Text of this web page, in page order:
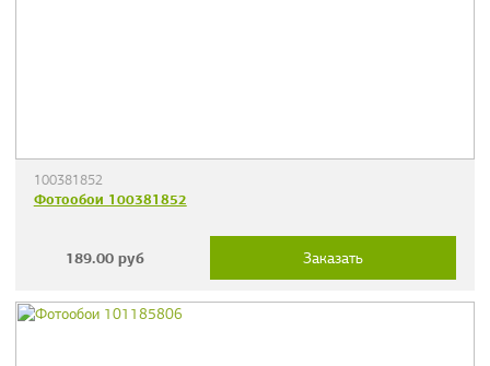
100381852
Фотообои 100381852
189.00 руб Заказать